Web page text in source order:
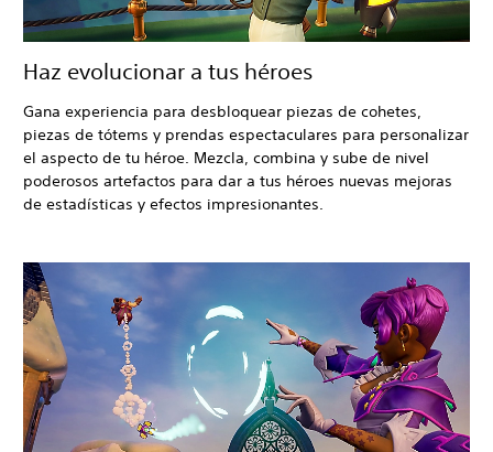
Haz evolucionar a tus héroes
Gana experiencia para desbloquear piezas de cohetes,
piezas de tótems y prendas espectaculares para personalizar
el aspecto de tu héroe. Mezcla, combina y sube de nivel
poderosos artefactos para dar a tus héroes nuevas mejoras
de estadísticas y efectos impresionantes.